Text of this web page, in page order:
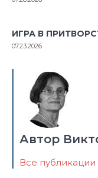
ИГРА В
07.23.2026
Автор
Все публикации